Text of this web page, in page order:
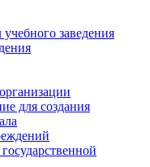
заведения
для создания